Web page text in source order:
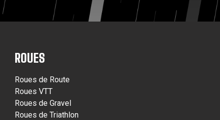
ROUES
Roues de Route
Roues VTT
Roues de Gravel
Roues de Triathlon